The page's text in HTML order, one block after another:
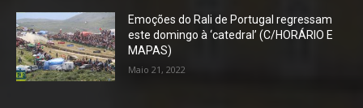
Emoções do Rali de Portugal regressam
este domingo à ‘catedral’ (C/HORÁRIO E
MAPAS)
Maio 21, 2022